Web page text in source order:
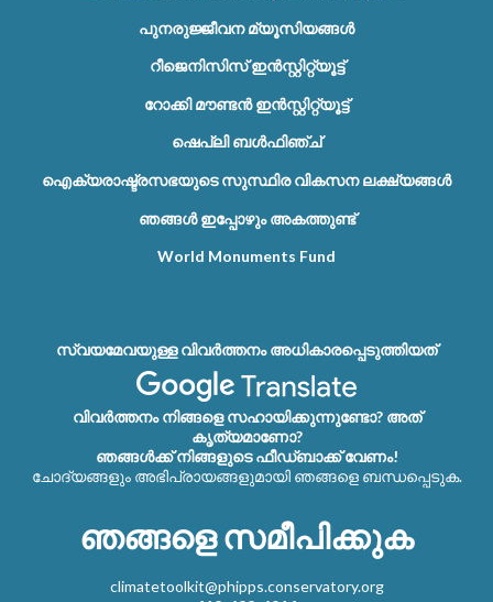
പുനരുജ്ജീവന മ്യൂസിയങ്ങൾ
റീജെനിസിസ് ഇൻസ്റ്റിറ്റ്യൂട്ട്
റോക്കി മൗണ്ടൻ ഇൻസ്റ്റിറ്റ്യൂട്ട്
ഷെപ്ലി ബൾഫിഞ്ച്
ഐക്യരാഷ്ട്രസഭയുടെ സുസ്ഥിര വികസന ലക്ഷ്യങ്ങൾ
ഞങ്ങൾ ഇപ്പോഴും അകത്തുണ്ട്
World Monuments Fund
സ്വയമേവയുള്ള വിവർത്തനം അധികാരപ്പെടുത്തിയത്
വിവർത്തനം നിങ്ങളെ സഹായിക്കുന്നുണ്ടോ? അത്
കൃത്യമാണോ?
ഞങ്ങൾക്ക് നിങ്ങളുടെ ഫീഡ്‌ബാക്ക് വേണം!
ചോദ്യങ്ങളും അഭിപ്രായങ്ങളുമായി ഞങ്ങളെ ബന്ധപ്പെടുക.
ഞങ്ങളെ സമീപിക്കുക
climatetoolkit@phipps.conservatory.org